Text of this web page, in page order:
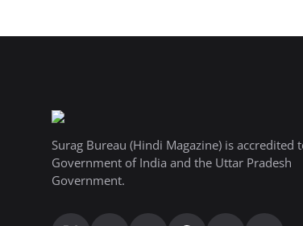
Surag Bureau (Hindi Magazine) is accredited
Government of India and the Uttar Pradesh
Government.